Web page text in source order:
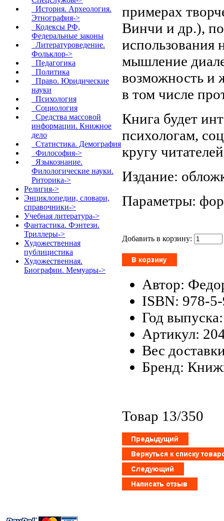
История. Археология.
Этнография->
Кодексы РФ,
Федеральные законы
Литературоведение.
Фольклор->
Педагогика
Политика
Право. Юридические
науки
Психология
Социология
Средства массовой
информации. Книжное
дело
Статистика. Демография
Философия->
Языкознание.
Филологические науки.
Риторика->
Религия->
Энциклопедии, словари,
справочники->
Учебная литература->
Фантастика. Фэнтези.
Триллеры->
Художественная
публицистика
Художественная.
Биографии. Мемуары->
примерах
Винчи и др.),
использования
мышление
возможность и
в том числе
Книга будет
психологам,
кругу
Издание:
Параметры:
Добавить в корзину:
Автор:
ISBN: 978-
Год
Артикул:
Вес
Бренд:
Товар 13/350